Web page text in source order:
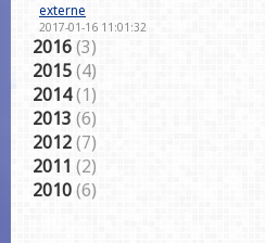
externe
2017-01-16 11:01:32
2016(3)
2015(4)
2014(1)
2013 (6)
2012(7)
2011 (2)
2010(6)